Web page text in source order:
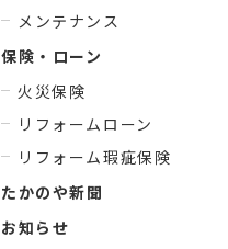
メンテナンス
保険・ローン
火災保険
リフォームローン
リフォーム瑕疵保険
たかのや新聞
お知らせ